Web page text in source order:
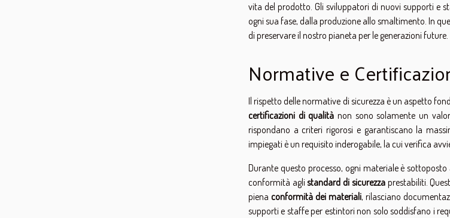
vita del prodotto. Gli sviluppatori di nuovi supporti e
ogni sua fase, dalla produzione allo smaltimento. In
di preservare il nostro pianeta per le generazioni future.
Normative e
Il rispetto delle normative di sicurezza è un aspetto
certificazioni di qualità non sono solamente un
rispondano a criteri rigorosi e garantiscano la
impiegati è un requisito inderogabile, la cui verifica
Durante questo processo, ogni materiale è
conformità aglistandard di sicurezzaprestabiliti.
piena conformità dei materiali, rilasciano
supporti e staffe per estintori non solo soddisfano i